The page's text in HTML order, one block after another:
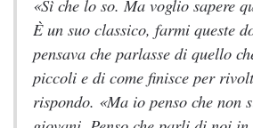
«Sì che lo so. Ma voglio sapere
È un suo classico, farmi queste
pensava che parlasse di quello
piccoli e di come finisce per
rispondo. «Ma io penso che non